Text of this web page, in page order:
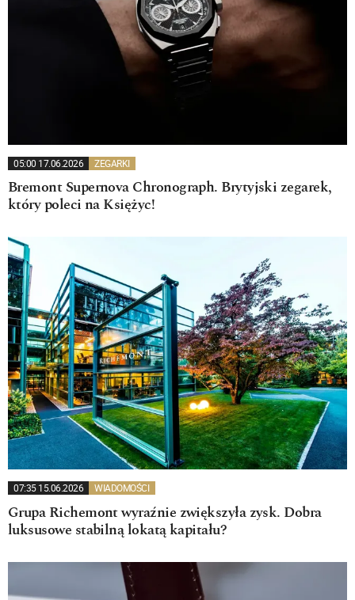
05:00 17.06.2026 ZEGARKI
Bremont Supernova Chronograph. Brytyjski zegarek,
który poleci na Księżyc!
07:35 15.06.2026 WIADOMOŚCI
Grupa Richemont wyraźnie zwiększyła zysk. Dobra
luksusowe stabilną lokatą kapitału?